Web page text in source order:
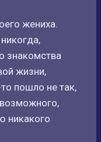
жениха.
знакомства
жизни,
пошло не так,
никакого